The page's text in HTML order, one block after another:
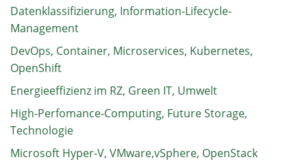
Datenklassifizierung, Information-Lifecycle-
Management
DevOps, Container, Microservices, Kubernetes,
OpenShift
Energieeffizienz im RZ, Green IT, Umwelt
High-Perfomance-Computing, Future Storage,
Technologie
Microsoft Hyper-V, VMware,vSphere, OpenStack